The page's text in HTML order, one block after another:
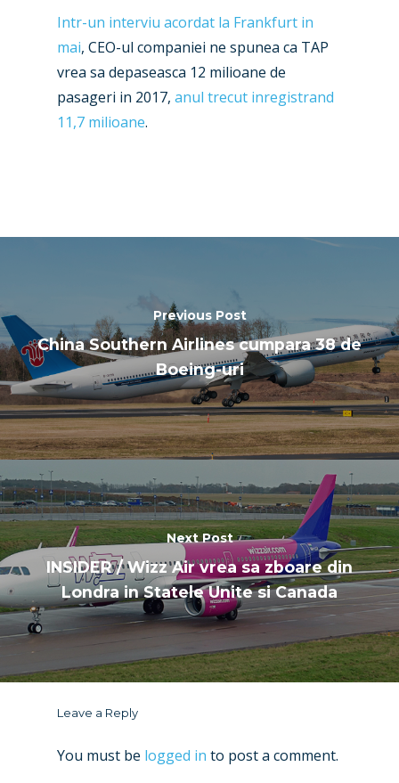
Intr-un interviu acordat la Frankfurt in
mai, CEO-ul companiei ne spunea ca TAP
vrea sa depaseasca 12 milioane de
pasageri in 2017, anul trecut inregistrand
11,7 milioane.
Previous Post
China Southern Airlines cumpara 38 de
Boeing-uri
Next Post
INSIDER / Wizz Air vrea sa zboare din
Londra in Statele Unite si Canada
Leave a Reply
You must be logged in to post a comment.